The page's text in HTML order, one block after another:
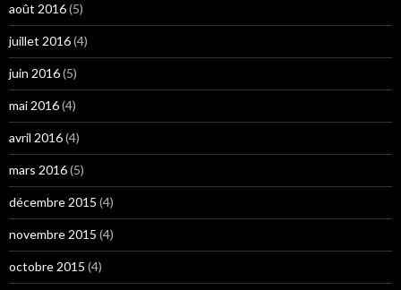
août 2016(5)
juillet 2016(4)
juin 2016(5)
mai 2016(4)
avril 2016(4)
mars 2016(5)
décembre 2015 (4)
novembre 2015 (4)
octobre 2015 (4)